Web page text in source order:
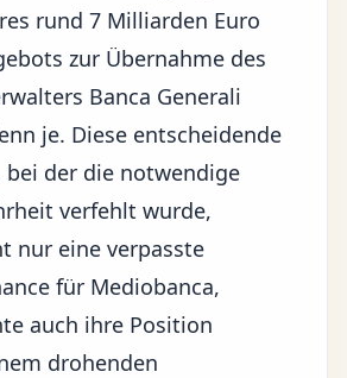
rund 7 Milliarden Euro
zur Übernahme des
Banca Generali
je. Diese entscheidende
der die notwendige
verfehlt wurde,
nur eine verpasste
für Mediobanca,
auch ihre Position
drohenden